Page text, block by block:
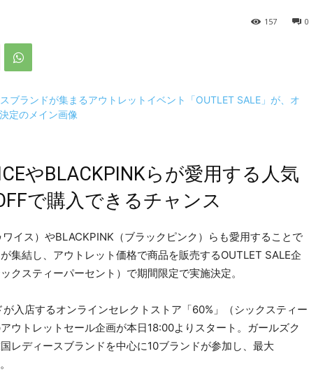
0
157
やBLACKPINKらが愛用する人気
で購入できるチャンス
イス）やBLACKPINK（ブラックピンク）らも愛用することで
集結し、アウトレット価格で商品を販売するOUTLET SALE企
クスティーパーセント）で期間限定で実施決定。
入店するオンラインセレクトストア「60%」（シックスティー
ウトレットセール企画が本日18:00よりスタート。ガールズク
レディースブランドを中心に10ブランドが参加し、最大